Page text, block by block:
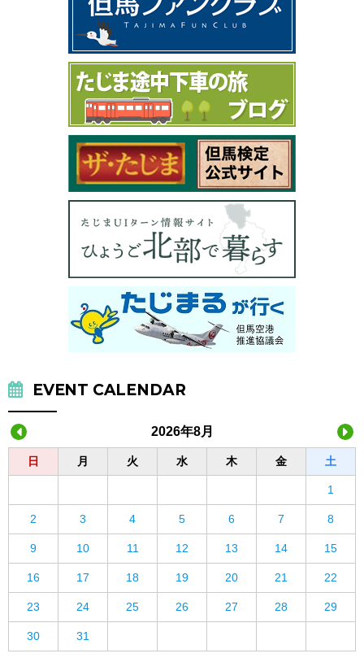
EVENT CALENDAR
2026年8月
日 月 火 水 木 金 土
1
2 3 4 5 6 7 8
9 10 11 12 13 14 15
16 17 18 19 20 21 22
23 24 25 26 27 28 29
30 31